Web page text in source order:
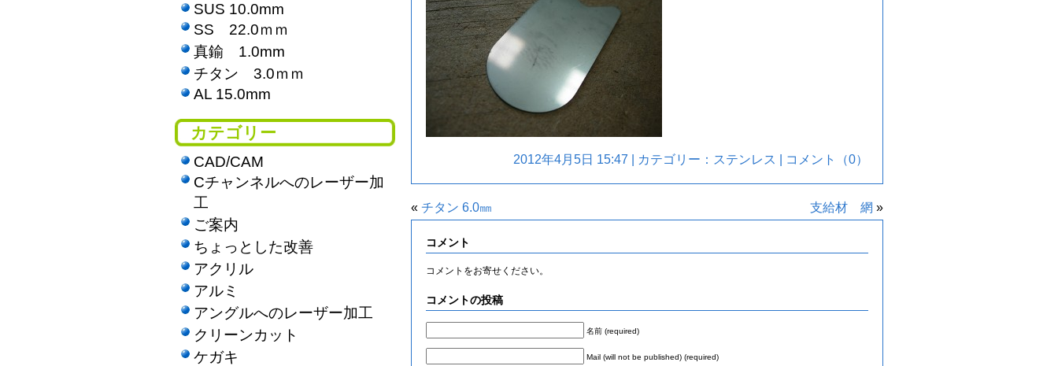
2012年4月5日 15:47 | カテゴリー： ステンレス コメント（0）
« チタン 6.0㎜ 支給材 網 »
コメント
コメントをお寄せください。
コメントの投稿
名前 (required)
Mail (will not be published) (required)
SUS 10.0mm
SS 22.0ｍｍ
真鍮 1.0mm
チタン 3.0ｍｍ
AL 15.0mm
カテゴリー
CAD/CAM
Cチャンネルへのレーザー加
工
ご案内
ちょっとした改善
アクリル
アルミ
アングルへのレーザー加工
クリーンカット
ケガキ